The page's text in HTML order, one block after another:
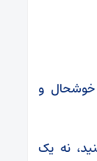
خوشحال و
نه یک